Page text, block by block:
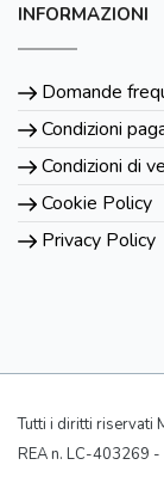
INFORMAZIONI
Domande
Condizioni
Condizioni di
Cookie Policy
Privacy Policy
Tutti i diritti riservati
REA n. LC-403269 -